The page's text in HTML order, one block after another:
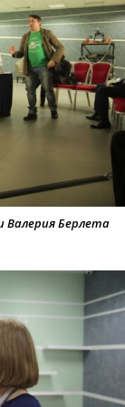
Валерия Берлета